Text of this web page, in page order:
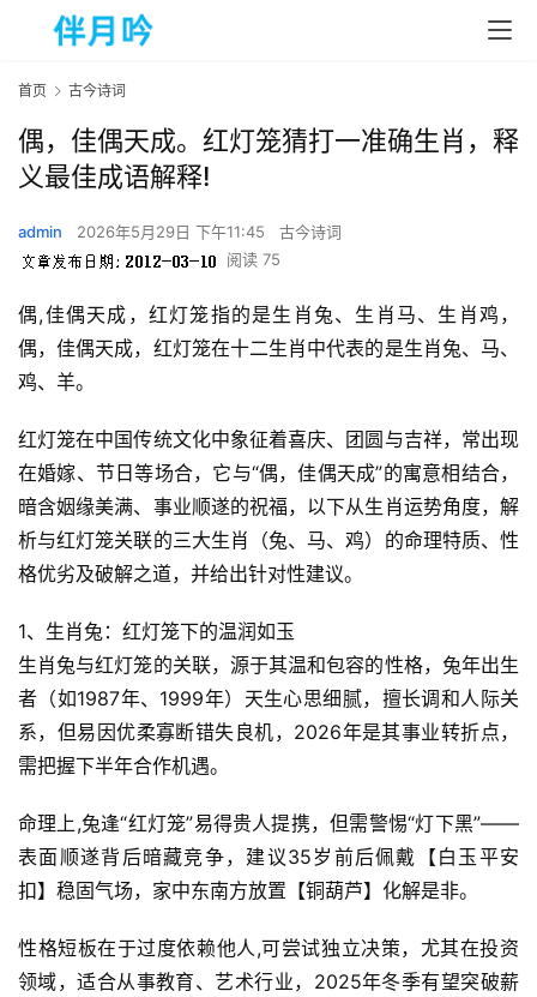
首页 古今诗词
偶，佳偶天成。红灯笼猜打一准确生肖，释
义最佳成语解释!
admin 2026年5月29日 下午11:45
古今诗词
阅读 75
偶,佳偶天成，红灯笼指的是生肖兔、生肖马、生肖鸡，
偶，佳偶天成，红灯笼在十二生肖中代表的是生肖兔、马、
鸡、羊。
红灯笼在中国传统文化中象征着喜庆、团圆与吉祥，常出现
在婚嫁、节日等场合，它与“偶，佳偶天成”的寓意相结合，
暗含姻缘美满、事业顺遂的祝福，以下从生肖运势角度，解
析与红灯笼关联的三大生肖（兔、马、鸡）的命理特质、性
格优劣及破解之道，并给出针对性建议。
1、生肖兔：红灯笼下的温润如玉
生肖兔与红灯笼的关联，源于其温和包容的性格，兔年出生
者（如1987年、1999年）天生心思细腻，擅长调和人际关
系，但易因优柔寡断错失良机，2026年是其事业转折点，
需把握下半年合作机遇。
命理上,兔逢“红灯笼”易得贵人提携，但需警惕“灯下黑”——
表面顺遂背后暗藏竞争，建议35岁前后佩戴【白玉平安
扣】稳固气场，家中东南方放置【铜葫芦】化解是非。
性格短板在于过度依赖他人,可尝试独立决策，尤其在投资
领域，适合从事教育、艺术行业，2025年冬季有望突破薪